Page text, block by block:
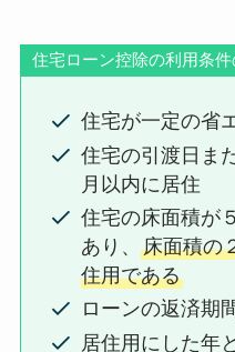
住宅ローン控除の利用条件
住宅が一定の省
住宅の引渡日ま
月以内に居住
住宅の床面積が
あり、 床面積の
住用である
ローンの返済期
居住用にした年